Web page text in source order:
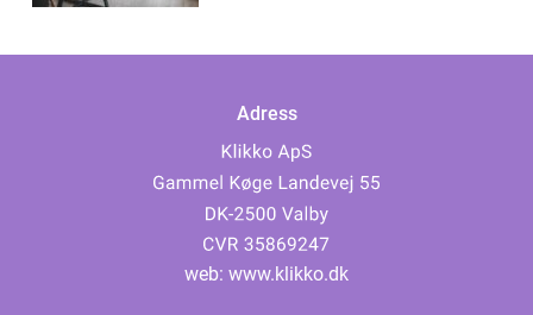
Adress
web: www.klikko.dk